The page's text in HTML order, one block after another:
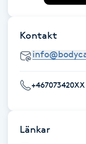
Funktionsanalys
Färgning
Föning
Gelenaglar
Kontakt
+467073420XX
Länkar